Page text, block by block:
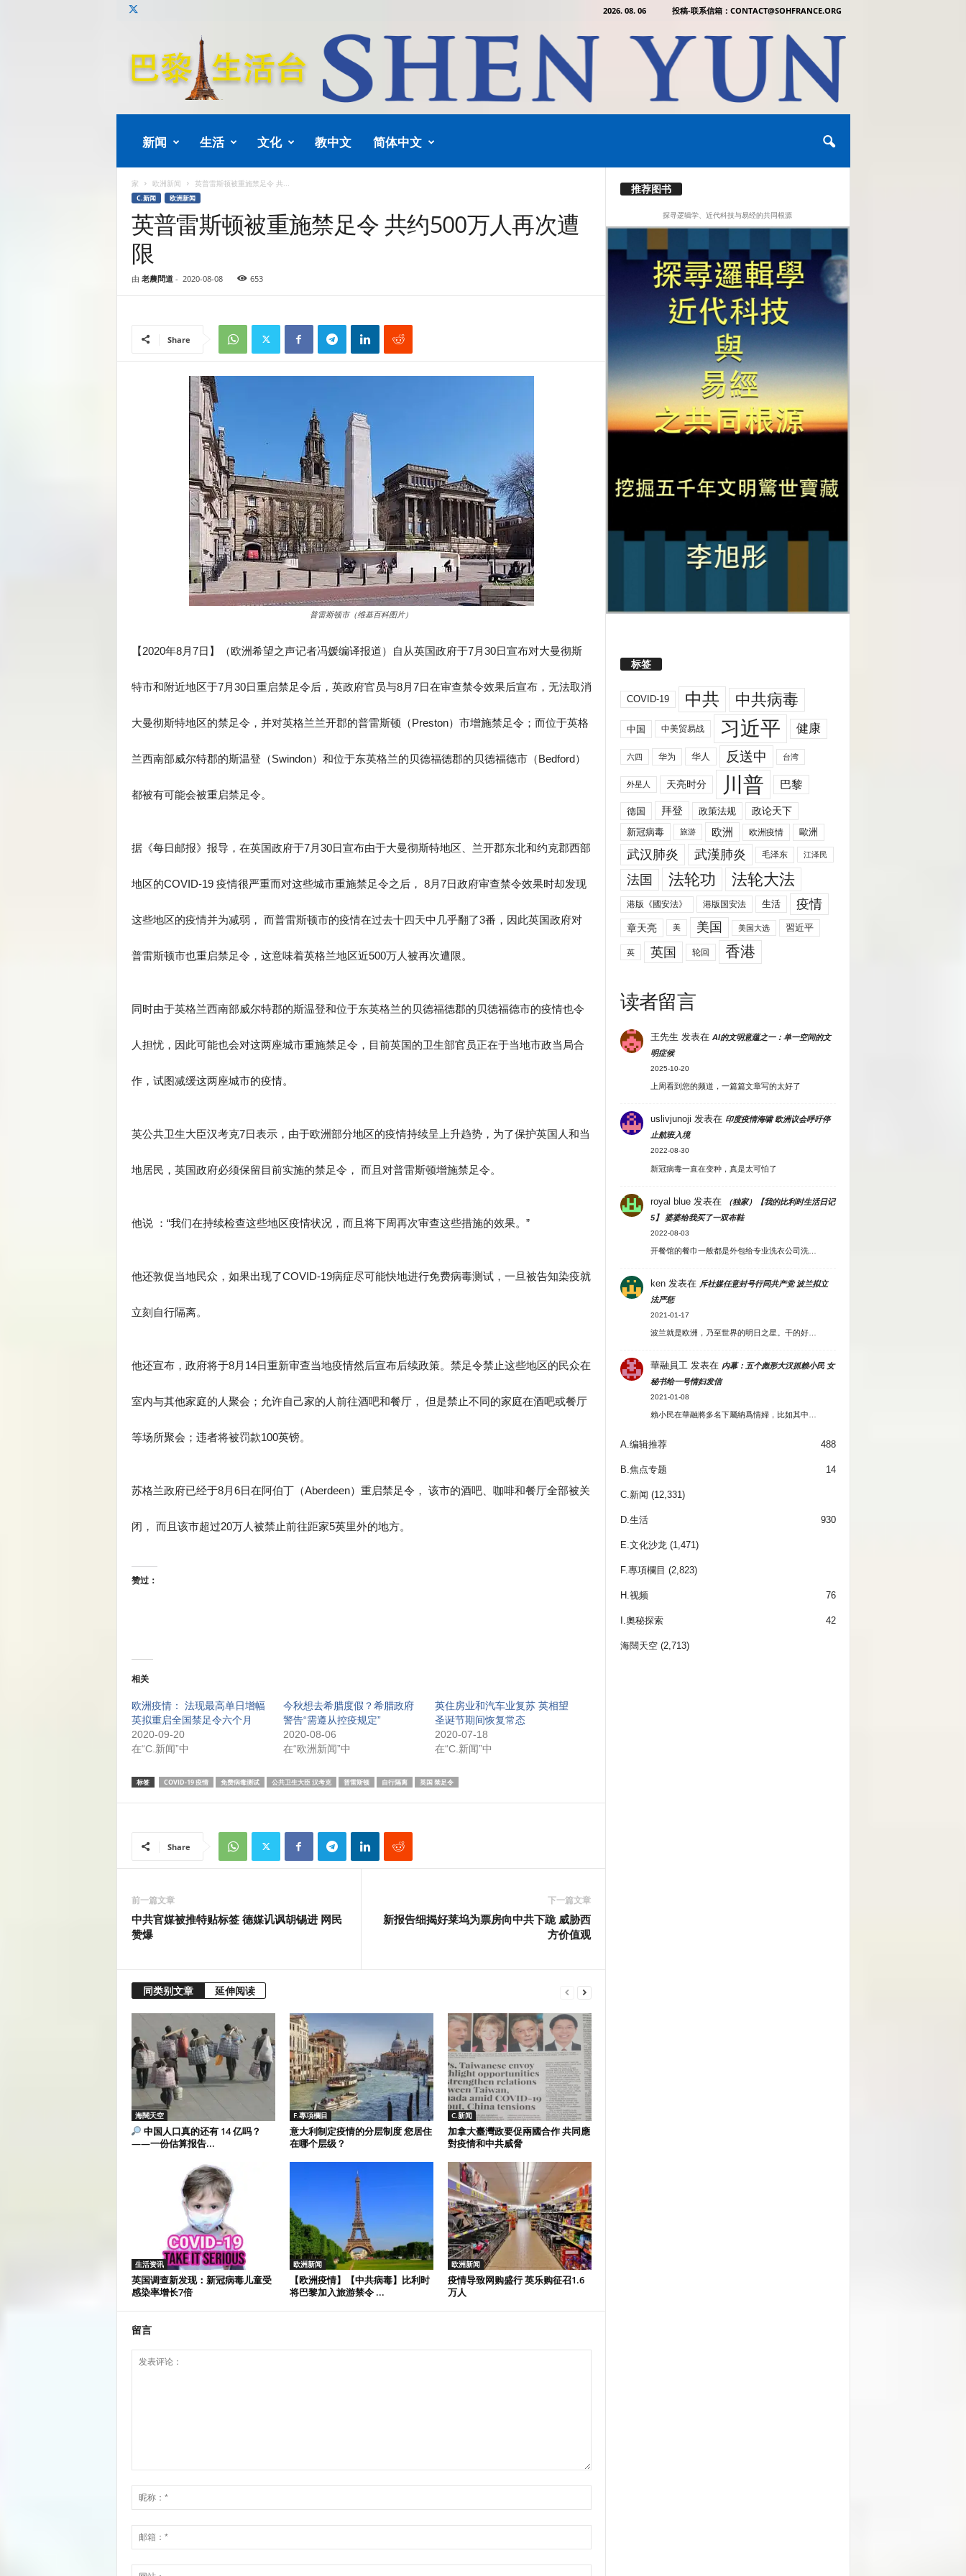
2026. 08. 06 投稿-联系信箱：CONTACT@SOHFRANCE.ORG
新闻 生活 文化 教中文 简体中文
家 欧洲新闻 英普雷斯顿被重施禁足令 共...
C.新闻 欧洲新闻
英普雷斯顿被重施禁足令 共约500万人再次遭
限
由 老農問道- 2020-08-08 653
Share
普雷斯顿市（维基百科图片）
【2020年8月7日】（欧洲希望之声记者冯媛编译报道）自从英国政府于7月30日宣布对大曼彻斯
特市和附近地区于7月30日重启禁足令后，英政府官员与8月7日在审查禁令效果后宣布，无法取消
大曼彻斯特地区的禁足令，并对英格兰兰开郡的普雷斯顿（Preston）市增施禁足令；而位于英格
兰西南部威尔特郡的斯温登（Swindon）和位于东英格兰的贝德福德郡的贝德福德市（Bedford）
都被有可能会被重启禁足令。
据《每日邮报》报导，在英国政府于7月30日宣布由于大曼彻斯特地区、兰开郡东北和约克郡西部
地区的COVID-19 疫情很严重而对这些城市重施禁足令之后， 8月7日政府审查禁令效果时却发现
这些地区的疫情并为减弱， 而普雷斯顿市的疫情在过去十四天中几乎翻了3番，因此英国政府对
普雷斯顿市也重启禁足令，这意味着英格兰地区近500万人被再次遭限。
同时由于英格兰西南部威尔特郡的斯温登和位于东英格兰的贝德福德郡的贝德福德市的疫情也令
人担忧，因此可能也会对这两座城市重施禁足令，目前英国的卫生部官员正在于当地市政当局合
作，试图减缓这两座城市的疫情。
英公共卫生大臣汉考克7日表示，由于欧洲部分地区的疫情持续呈上升趋势，为了保护英国人和当
地居民，英国政府必须保留目前实施的禁足令， 而且对普雷斯顿增施禁足令。
他说 ：“我们在持续检查这些地区疫情状况，而且将下周再次审查这些措施的效果。”
他还敦促当地民众，如果出现了COVID-19病症尽可能快地进行免费病毒测试，一旦被告知染疫就
立刻自行隔离。
他还宣布，政府将于8月14日重新审查当地疫情然后宣布后续政策。禁足令禁止这些地区的民众在
室内与其他家庭的人聚会；允许自己家的人前往酒吧和餐厅， 但是禁止不同的家庭在酒吧或餐厅
等场所聚会；违者将被罚款100英镑。
苏格兰政府已经于8月6日在阿伯丁（Aberdeen）重启禁足令， 该市的酒吧、咖啡和餐厅全部被关
闭， 而且该市超过20万人被禁止前往距家5英里外的地方。
赞过：
相关
欧洲疫情： 法现最高单日增幅
英拟重启全国禁足令六个月
2020-09-20
在“C.新闻”中
今秋想去希腊度假？希腊政府
警告“需遵从控疫规定”
2020-08-06
在“欧洲新闻”中
英住房业和汽车业复苏 英相望
圣诞节期间恢复常态
2020-07-18
在“C.新闻”中
标签 COVID-19 疫情 免费病毒测试 公共卫生大臣 汉考克 普雷斯顿 自行隔离 英国 禁足令
Share
前一篇文章
中共官媒被推特贴标签 德媒讥讽胡锡进 网民
赞爆
下一篇文章
新报告细揭好莱坞为票房向中共下跪 威胁西
方价值观
同类别文章 延伸阅读
海闊天空
中国人口真的还有 14 亿吗？
——一份估算报告...
F.專項欄目
意大利制定疫情的分层制度 您居住
在哪个层级？
C.新闻
加拿大臺灣政要促兩國合作 共同應
對疫情和中共威脅
生活资讯
英国调查新发现：新冠病毒儿童受
感染率增长7倍
欧洲新闻
【欧洲疫情】【中共病毒】比利时
将巴黎加入旅游禁令 ...
欧洲新闻
疫情导致网购盛行 英乐购征召1.6
万人
留言
推荐图书
探寻逻辑学、近代科技与易经的共同根源
标签
COVID-19 中共 中共病毒
中国 中美贸易战 习近平 健康
六四 华为 华人 反送中 台湾
外星人 天亮时分 川普 巴黎
德国 拜登 政策法规
政论天下
新冠病毒
旅游 欧洲 欧洲疫情 歐洲
武汉肺炎 武漢肺炎 毛泽东 江泽民
法国 法轮功 法轮大法
港版《國安法》 港版国安法 生活 疫情
章天亮 美 美国 美国大选 習近平
英 英国 轮回 香港
读者留言
王先生 发表在 AI的文明意蕴之一：单一空间的文
明症候
2025-10-20
上周看到您的频道，一篇篇文章写的太好了
uslivjunoji 发表在 印度疫情海啸 欧洲议会呼吁停
止航班入境
2022-08-30
新冠病毒一直在变种，真是太可怕了
royal blue发表在
（独家）【我的比利时生活日记
5】 婆婆给我买了一双布鞋
2022-08-03
开餐馆的餐巾一般都是外包给专业洗衣公司洗…
ken发表在 斥社媒任意封号行同共产党 波兰拟立
法严惩
2021-01-17
波兰就是欧洲，乃至世界的明日之星。干的好…
華融員工 发表在 内幕：五个彪形大汉抓赖小民 女
秘书给一号情妇发信
2021-01-08
賴小民在華融將多名下屬納爲情婦，比如其中…
A.编辑推荐 488
B.焦点专题 14
C.新闻 (12,331)
D.生活 930
E.文化沙龙 (1,471)
F.專項欄目 (2,823)
H.视频 76
I.奧秘探索 42
海闊天空(2,713)